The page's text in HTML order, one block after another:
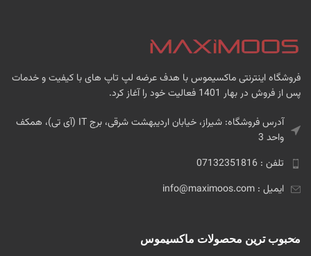
فروشگاه اینترنتی ماکسیموس با هدف عرضه لپ تاپ های با کیفیت و خدمات
پس از فروش در بهار 1401 فعالیت خود را آغاز کرد.
آدرس فروشگاه: شیراز، خیابان اردیبهشت شرقی، برج IT (آی تی)، همکف
واحد 3
تلفن : 07132351816
ایمیل : info@maximoos.com
محبوب ترین محصولات ماکسیموس